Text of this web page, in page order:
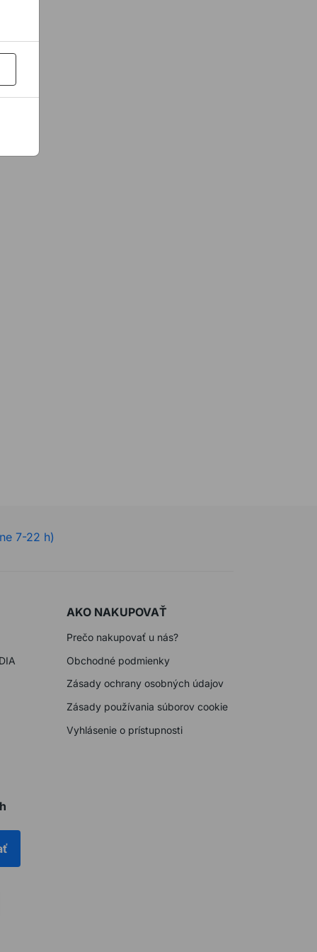
7-22 h)
AKO NAKUPOVAŤ
Prečo nakupovať u nás?
Obchodné podmienky
Zásady ochrany osobných údajov
Zásady používania súborov cookie
Vyhlásenie o prístupnosti